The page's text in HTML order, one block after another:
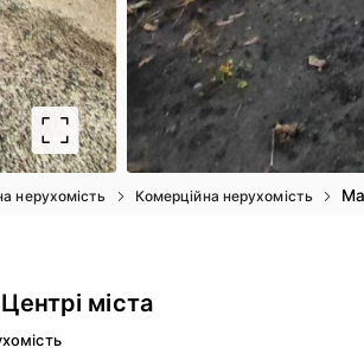
2/ 17
нерухомість Комерційна нерухомість
міста